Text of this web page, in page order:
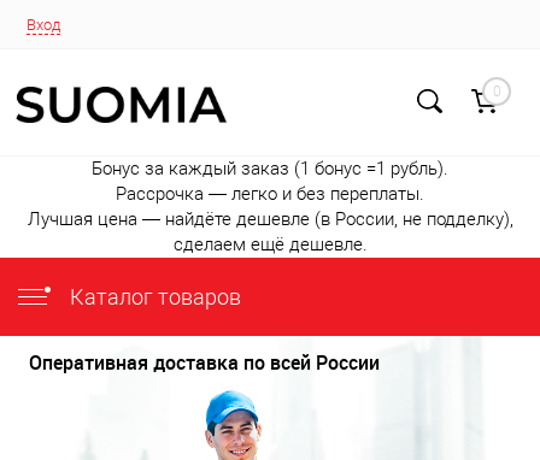
Вход
0
Бонус за каждый заказ (1 бонус =1 рубль).
Рассрочка — легко и без переплаты.
Лучшая цена — найдёте дешевле (в России, не подделку),
сделаем ещё дешевле.
Каталог товаров
Оперативная доставка по всей России